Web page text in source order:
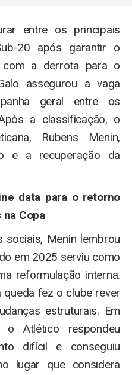
entre os principais
20 após garantir o
a derrota para o
assegurou a vaga
geral entre os
a classificação, o
Rubens Menin,
e a recuperação da
data para o retorno
Copa
sociais, Menin lembrou
em 2025 serviu como
reformulação interna.
fez o clube rever
estruturais. Em
o Atlético respondeu
difícil e conseguiu
lugar que considera